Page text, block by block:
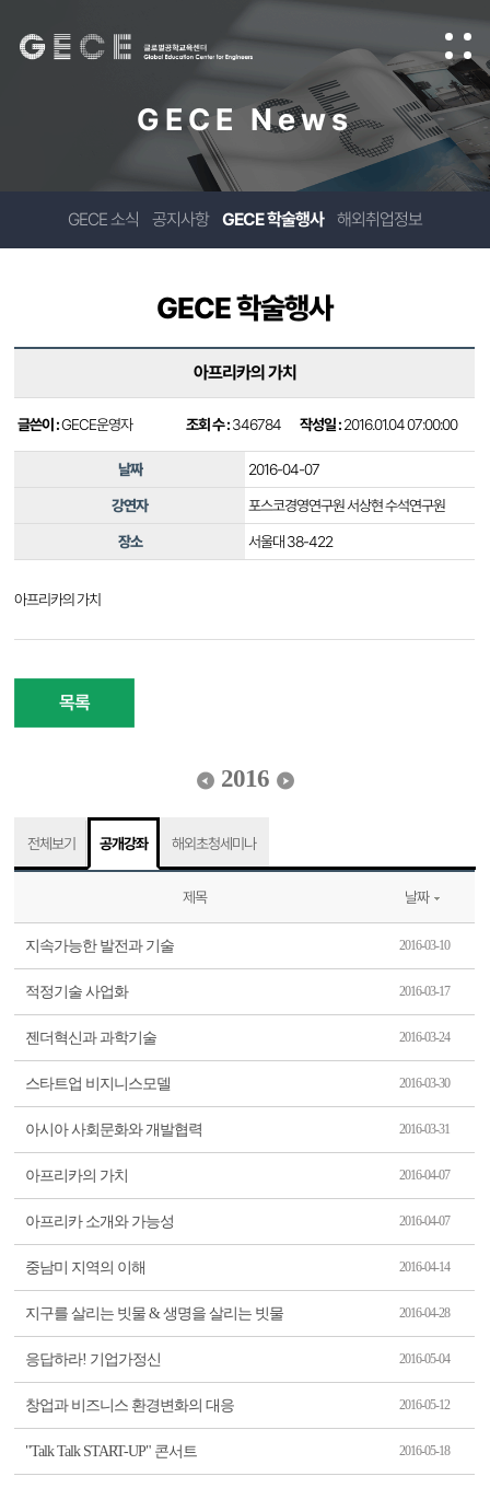
GECE News
GECE 소식 공지사항 GECE 학술행사 해외취업정보
GECE 학술행사
아프리카의 가치
글쓴이 :GECE운영자 조회 수 :346784 작성일 :2016.01.04 07:00:00
날짜 2016-04-07
강연자 포스코경영연구원 서상현 수석연구원
장소 서울대 38-422
아프리카의 가치
목록
2016
전체보기 공개강좌 해외초청세미나
제목 날짜
지속가능한 발전과 기술 2016-03-10
적정기술 사업화 2016-03-17
젠더혁신과 과학기술 2016-03-24
스타트업 비지니스모델 2016-03-30
아시아 사회문화와 개발협력 2016-03-31
아프리카의 가치 2016-04-07
아프리카 소개와 가능성 2016-04-07
중남미 지역의 이해 2016-04-14
지구를 살리는 빗물 & 생명을 살리는 빗물 2016-04-28
응답하라! 기업가정신 2016-05-04
창업과 비즈니스 환경변화의 대응 2016-05-12
"Talk Talk START-UP" 콘서트 2016-05-18